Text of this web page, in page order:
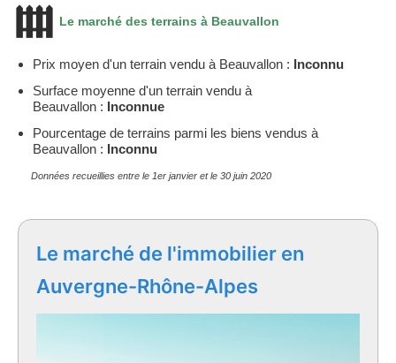
Le marché des terrains à Beauvallon
Prix moyen d'un terrain vendu à Beauvallon : Inconnu
Surface moyenne d'un terrain vendu à
Beauvallon : Inconnue
Pourcentage de terrains parmi les biens vendus à
Beauvallon : Inconnu
Données recueillies entre le 1er janvier et le 30 juin 2020
Le marché de l'immobilier en
Auvergne-Rhône-Alpes